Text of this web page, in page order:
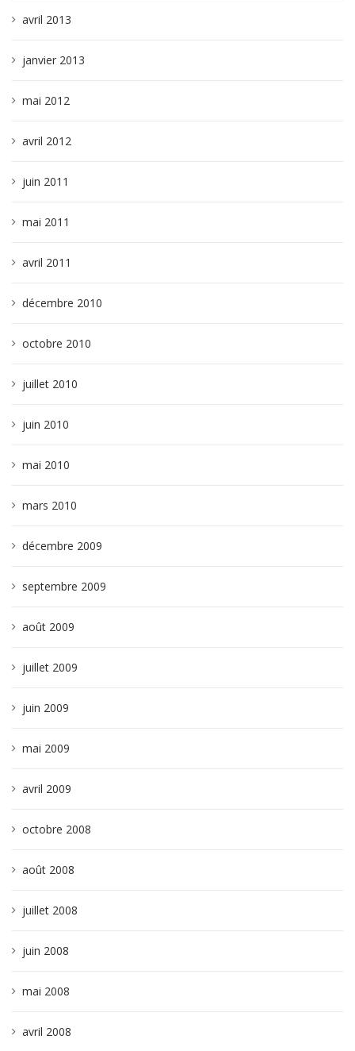
avril 2013
janvier 2013
mai 2012
avril 2012
juin 2011
mai 2011
avril 2011
décembre 2010
octobre 2010
juillet 2010
juin 2010
mai 2010
mars 2010
décembre 2009
septembre 2009
août 2009
juillet 2009
juin 2009
mai 2009
avril 2009
octobre 2008
août 2008
juillet 2008
juin 2008
mai 2008
avril 2008